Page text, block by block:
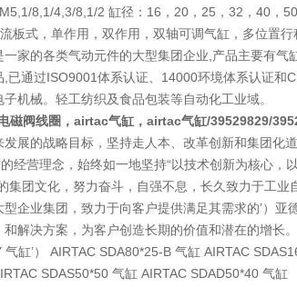
8,1/4,3/8,1/2 缸径：16，20，25，32，40，
板式，单作用，双作用，双轴可调气缸，多位置
家的各类气动元件的大型集团企业,产品主要有
已通过ISO9001体系认证、14000环境体系认证和
机械。轻工纺织及食品包装等自动化工业域。
磁阀线圈，airtac气缸，airtac气缸/39529829/
展的战略目标，坚持走人本、改革创新和集团化
经营理念，始终如一地坚持“以技术创新为核心，
集团文化，努力奋斗，自强不息，长久致力于工业
企业集团，致力于向客户提供满足其需求的’）
解决方案，为客户创造长期的价值和潜在的增长。
气缸’） AIRTAC SDA80*25-B 气缸 AIRTAC
SDAS50*50 气缸 AIRTAC SDAD50*40 气缸